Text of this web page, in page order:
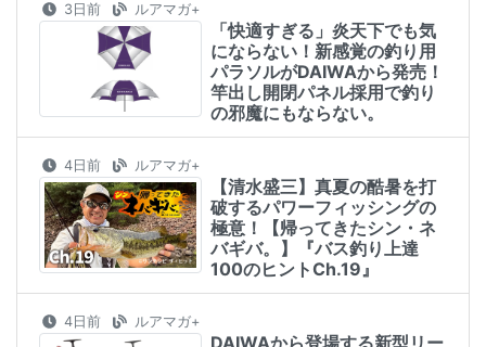
3日前 ルアマガ+
「快適すぎる」炎天下でも気
にならない！新感覚の釣り用
パラソルがDAIWAから発売！
竿出し開閉パネル採用で釣り
の邪魔にもならない。
4日前 ルアマガ+
【清水盛三】真夏の酷暑を打
破するパワーフィッシングの
極意！【帰ってきたシン・ネ
バギバ。】『バス釣り上達
100のヒントCh.19』
4日前 ルアマガ+